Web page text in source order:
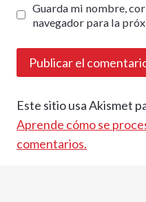
Guarda mi nombre,
navegador para la
Este sitio usa Akismet
Aprende cómo se
comentarios.